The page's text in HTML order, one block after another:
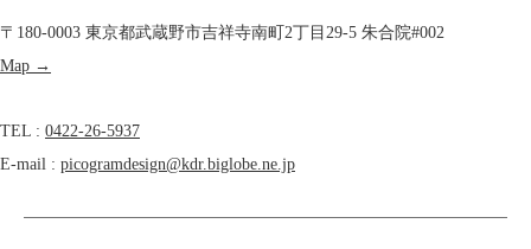
〒180-0003 東京都武蔵野市吉祥寺南町2丁目29-5 朱合院#002
Map →
TEL : 0422-26-5937
E-mail : picogramdesign@kdr.biglobe.ne.jp